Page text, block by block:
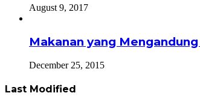
August 9, 2017
Makanan yang
December 25, 2015
Last Modified